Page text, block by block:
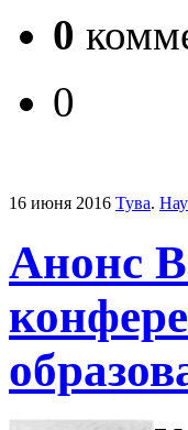
0
0
16 июня 2016 Тува.
Анонс